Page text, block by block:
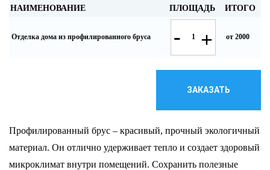
НАИМЕНОВАНИЕ ПЛОЩАДЬ ИТОГО
Отделка дома из профилированного бруса - + от 2000
ЗАКАЗАТЬ
Профилированный брус – красивый, прочный экологичный
материал. Он отлично удерживает тепло и создает здоровый
микроклимат внутри помещений. Сохранить полезные